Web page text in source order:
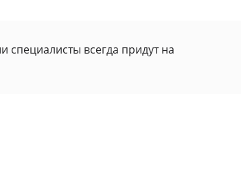
всегда придут на